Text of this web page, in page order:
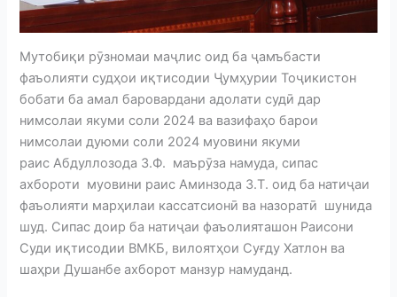
Мутобиқи рӯзномаи маҷлис оид ба ҷамъбасти
фаъолияти судҳои иқтисодии Ҷумҳурии Тоҷикистон
бобати ба амал баровардани адолати судӣ дар
нимсолаи якуми соли 2024 ва вазифаҳо барои
нимсолаи дуюми соли 2024 муовини якуми
раис Абдуллозода З.Ф. маърӯза намуда, сипас
ахбороти муовини раис Аминзода З.Т. оид ба натиҷаи
фаъолияти марҳилаи кассатсионӣ ва назоратӣ шунида
шуд. Сипас доир ба натиҷаи фаъолияташон Раисони
Суди иқтисодии ВМКБ, вилоятҳои Суғду Хатлон ва
шаҳри Душанбе ахборот манзур намуданд.